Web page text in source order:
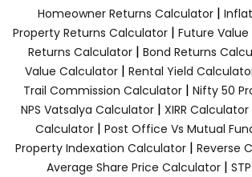
Homeowner Returns Calculator |
Property Returns Calculator | Future
Returns Calculator | Bond Returns
Value Calculator | Rental Yield
Trail Commission Calculator| Nifty 50
NPS Vatsalya Calculator| XIRR Calculator
Calculator| Post Office Vs Mutual
Property Indexation Calculator | Reverse
Average Share Price Calculator |